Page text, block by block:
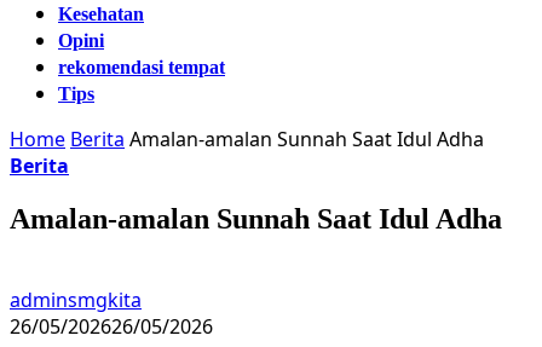
Kesehatan
Opini
rekomendasi tempat
Tips
Home Berita Amalan-amalan Sunnah Saat Idul Adha
Berita
Amalan-amalan Sunnah Saat Idul Adha
adminsmgkita
26/05/202626/05/2026